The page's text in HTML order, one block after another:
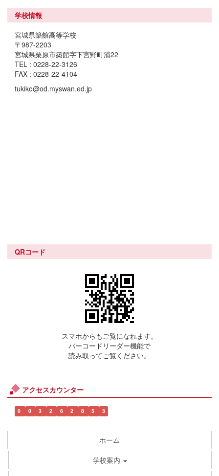
学校情報
宮城県築館高等学校
〒987-2203
宮城県栗原市築館字下宮野町浦22
TEL : 0228-22-3126
FAX : 0228-22-4104
tukiko@od.myswan.ed.jp
QRコード
スマホからもご覧になれます。
バーコードリーダー機能で
読み取ってご覧ください。
アクセスカウンター
0 0 3 2 6 2 8 5 3
ホーム
学校案内